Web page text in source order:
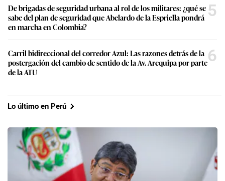
De brigadas de seguridad urbana al rol de los militares: ¿qué se
sabe del plan de seguridad que Abelardo de la Espriella pondrá
en marcha en Colombia?
5
Carril bidireccional del corredor Azul: Las razones detrás de la
postergación del cambio de sentido de la Av. Arequipa por parte
de la ATU
6
Lo último en Perú